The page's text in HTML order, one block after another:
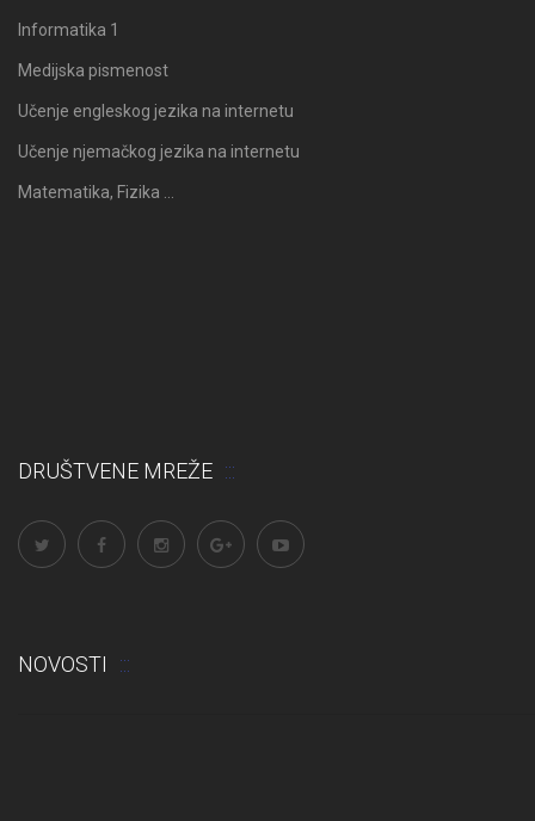
Informatika 1
Medijska pismenost
Učenje engleskog jezika na internetu
Učenje njemačkog jezika na internetu
Matematika, Fizika …
DRUŠTVENE MREŽE
NOVOSTI